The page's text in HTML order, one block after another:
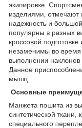
экипировке.
изделиями, отмечают
надежность и
популярны в разных
кроссовой
незаменимы во
выполнении наклонов
Данное
мышц.
Основные
Манжета пошита из
синтетической
специального